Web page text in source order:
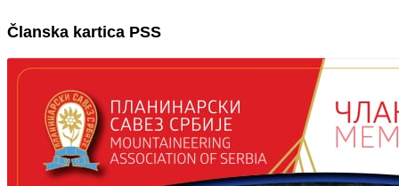
Članska kartica PSS